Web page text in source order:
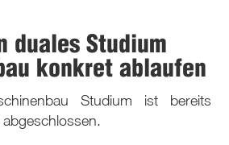
duales Studium
konkret ablaufen
Studium ist bereits
abgeschlossen.